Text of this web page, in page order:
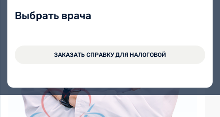
Выбрать врача
ЗАКАЗАТЬ СПРАВКУ ДЛЯ НАЛОГОВОЙ